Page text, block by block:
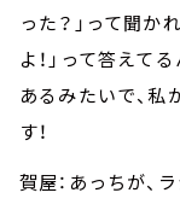
った？」って聞か
よ！」って答えて
あるみたいで、
す！
賀屋：あっちが、